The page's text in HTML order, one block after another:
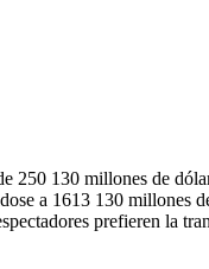
130 millones de
a 1613 130 millones
prefieren la